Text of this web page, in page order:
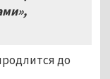
до